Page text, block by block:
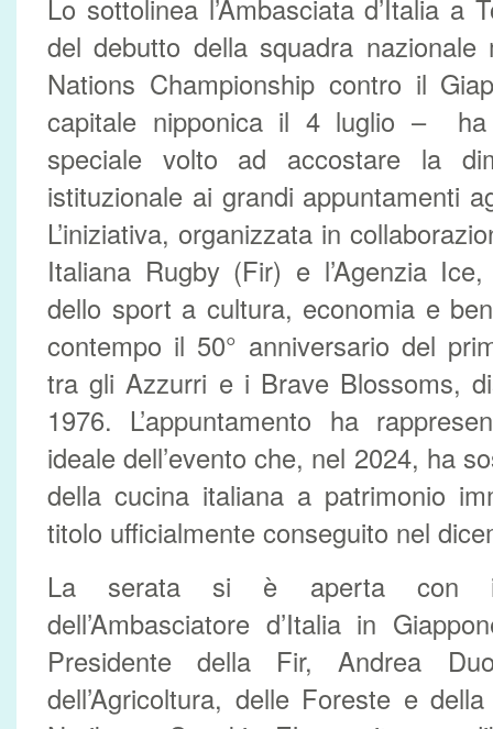
Lo sottolinea l’Ambasciata d’Italia a
del debutto della squadra
Nations Championship contro il
capitale nipponica il 4 luglio – ha
speciale volto ad accostare la
istituzionale ai grandi appuntamenti
L’iniziativa, organizzata in
Italiana Rugby (Fir) e l’Agenzia
dello sport a cultura, economia e
contempo il 50° anniversario del
tra gli Azzurri e i Brave Blossoms,
1976. L’appuntamento ha
ideale dell’evento che, nel 2024, ha
della cucina italiana a patrimonio
titolo ufficialmente conseguito nel
La serata si è aperta con i
dell’Ambasciatore d’Italia in
Presidente della Fir, Andrea
dell’Agricoltura, delle Foreste e